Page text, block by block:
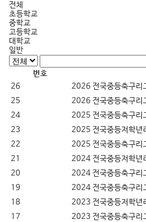
전체
초등학교
중학교
고등학교
대학교
일반
번호
26
2026 전국중등축구리
25
2026 전국중등축구리
24
2025 전국중등축구리
23
2025 전국중등저학년
22
2025 전국중등축구리
21
2024 전국중등저학년
20
2024 전국중등축구리
19
2024 전국중등축구리
18
2023 전국중등저학년
17
2023 전국중등축구리